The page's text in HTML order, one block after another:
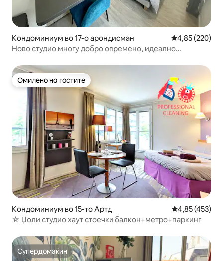
Кондоминиум во 17-о арондисман Просечна
4,85 (220)
Ново студио многу добро опремено, идеално
Омилено на гостите
Омилено на гостите
Кондоминиум во 15-то Артд Просечна
4,85 (453)
☆ Џоли студио хаут стоечки балкон+метро+паркинг
Супердомаќин
Супердомаќин